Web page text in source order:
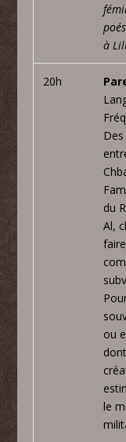
à
20h
du
Al,
ou
le